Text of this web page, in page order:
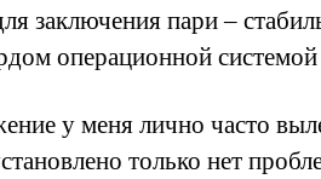
заключения пари –
операционной
у меня лично часто
только нет